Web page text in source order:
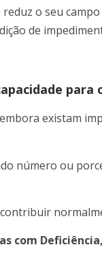
o seu
de
para
existam
número ou
com